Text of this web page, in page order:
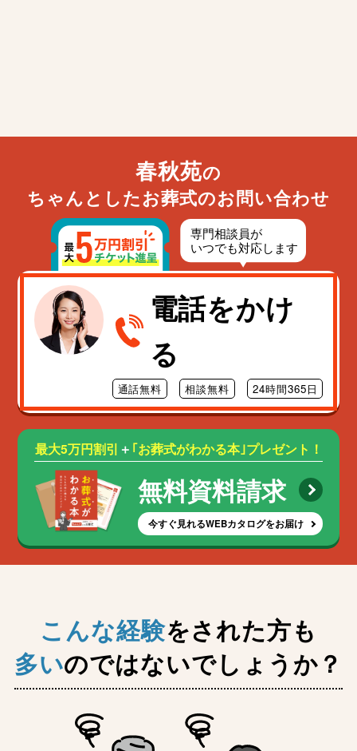
春秋苑の
ちゃんとしたお葬式のお問い合わせ
電話をかけ
る
通話無料 相談無料 24時間365日
最大5万円割引 ＋ ｢お葬式がわかる本｣プレゼント！
無料資料請求
今すぐ見れるWEBカタログをお届け
こんな経験をされた方も
多いのではないでしょうか？